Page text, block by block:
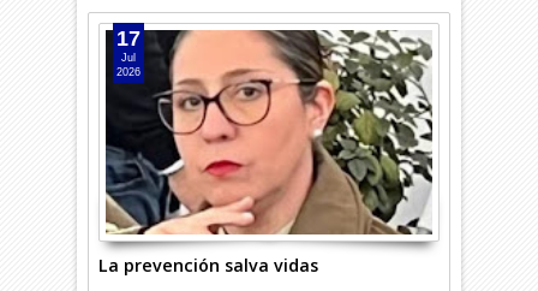
La prevención salva vidas
17
Jul
2026